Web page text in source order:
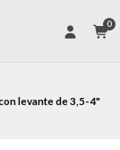
0
levante de 3,5-4"